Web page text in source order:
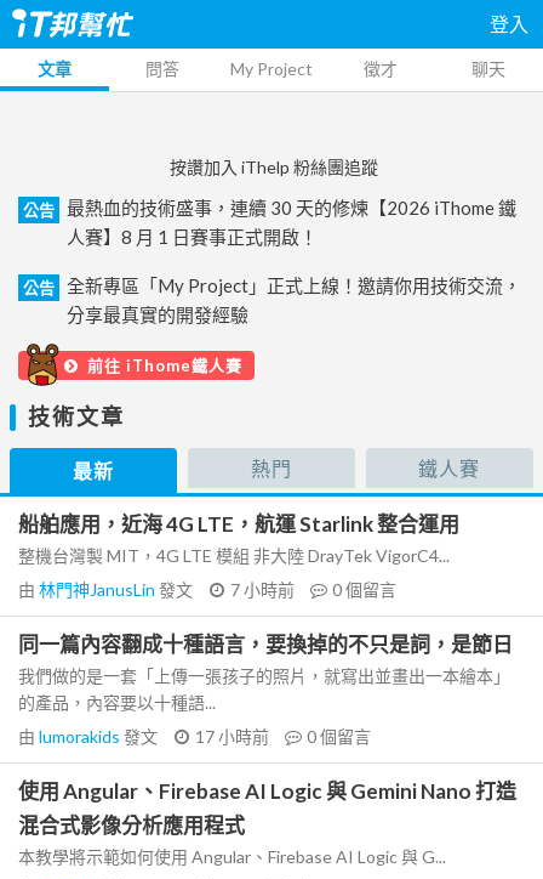
登入
文章 問答 My Project 徵才 聊天
按讚加入 iThelp 粉絲團追蹤
公告
最熱血的技術盛事，連續 30 天的修煉【2026 iThome 鐵
人賽】8 月 1 日賽事正式開啟！
公告
全新專區「My Project」正式上線！邀請你用技術交流，
分享最真實的開發經驗
前往 iThome鐵人賽
技術文章
最新 熱門 鐵人賽
船舶應用，近海 4G LTE，航運 Starlink 整合運用
整機台灣製 MIT，4G LTE 模組 非大陸 DrayTek VigorC4...
由 林門神JanusLin 發文 7 小時前 0個留言
同一篇內容翻成十種語言，要換掉的不只是詞，是節日
我們做的是一套「上傳一張孩子的照片，就寫出並畫出一本繪本」
的產品，內容要以十種語...
由 lumorakids 發文 17 小時前 0個留言
使用 Angular、Firebase AI Logic 與 Gemini Nano 打造
混合式影像分析應用程式
本教學將示範如何使用 Angular、Firebase AI Logic 與 G...